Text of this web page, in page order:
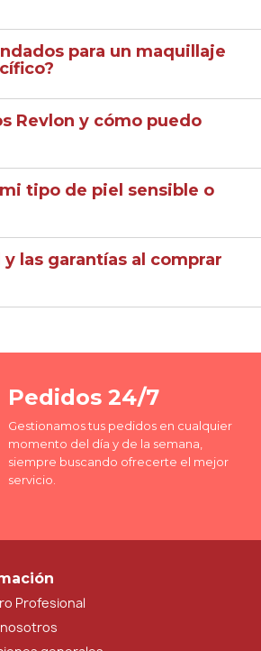
para un maquillaje
Revlon y cómo puedo
tipo de piel sensible o
las garantías al comprar
Pedidos 24/7
Gestionamos tus pedidos en cualquier
momento del día y de la semana,
siempre buscando ofrecerte el mejor
servicio.
Profesional